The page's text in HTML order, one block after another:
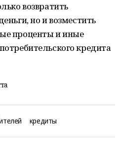
возвратить
но и возместить
проценты и иные
кредита
кредиты